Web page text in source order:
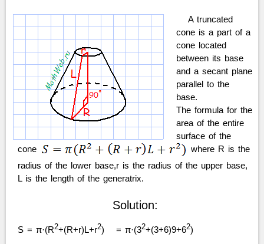
A truncated
cone is a part of a
cone located
between its base
and a secant plane
parallel to the
base.
The formula for the
area of the entire
surface of the
cone
where R is the
radius of the lower base,r is the radius of the upper base,
L is the length of the generatrix.
Solution:
S = π·(R2+(R+r)L+r2) = π·(32+(3+6)9+62)